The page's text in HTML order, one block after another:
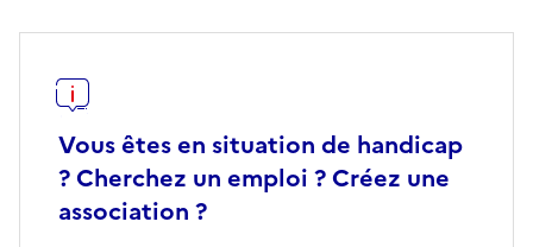
Vous êtes en situation de handicap
? Cherchez un emploi ? Créez une
association ?